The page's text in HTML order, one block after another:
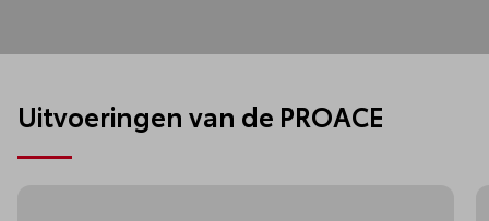
Uitvoeringen van de PROACE